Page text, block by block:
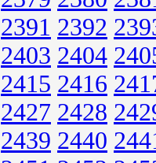
2391 2392
2403 2404
2415 2416
2427 2428
2439 2440